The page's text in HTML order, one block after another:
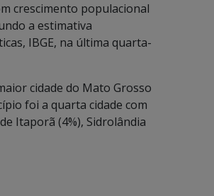
crescimento populacional
a estimativa
IBGE, na última quarta-
cidade do Mato Grosso
foi a quarta cidade com
Itaporã (4%), Sidrolândia